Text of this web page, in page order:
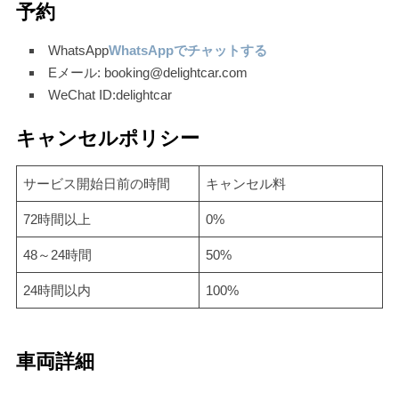
予約
WhatsAppWhatsAppでチャットする
Eメール: booking@delightcar.com
WeChat ID:delightcar
キャンセルポリシー
サービス開始日前の時間 キャンセル料
72時間以上 0%
48～24時間 50%
24時間以内 100%
車両詳細